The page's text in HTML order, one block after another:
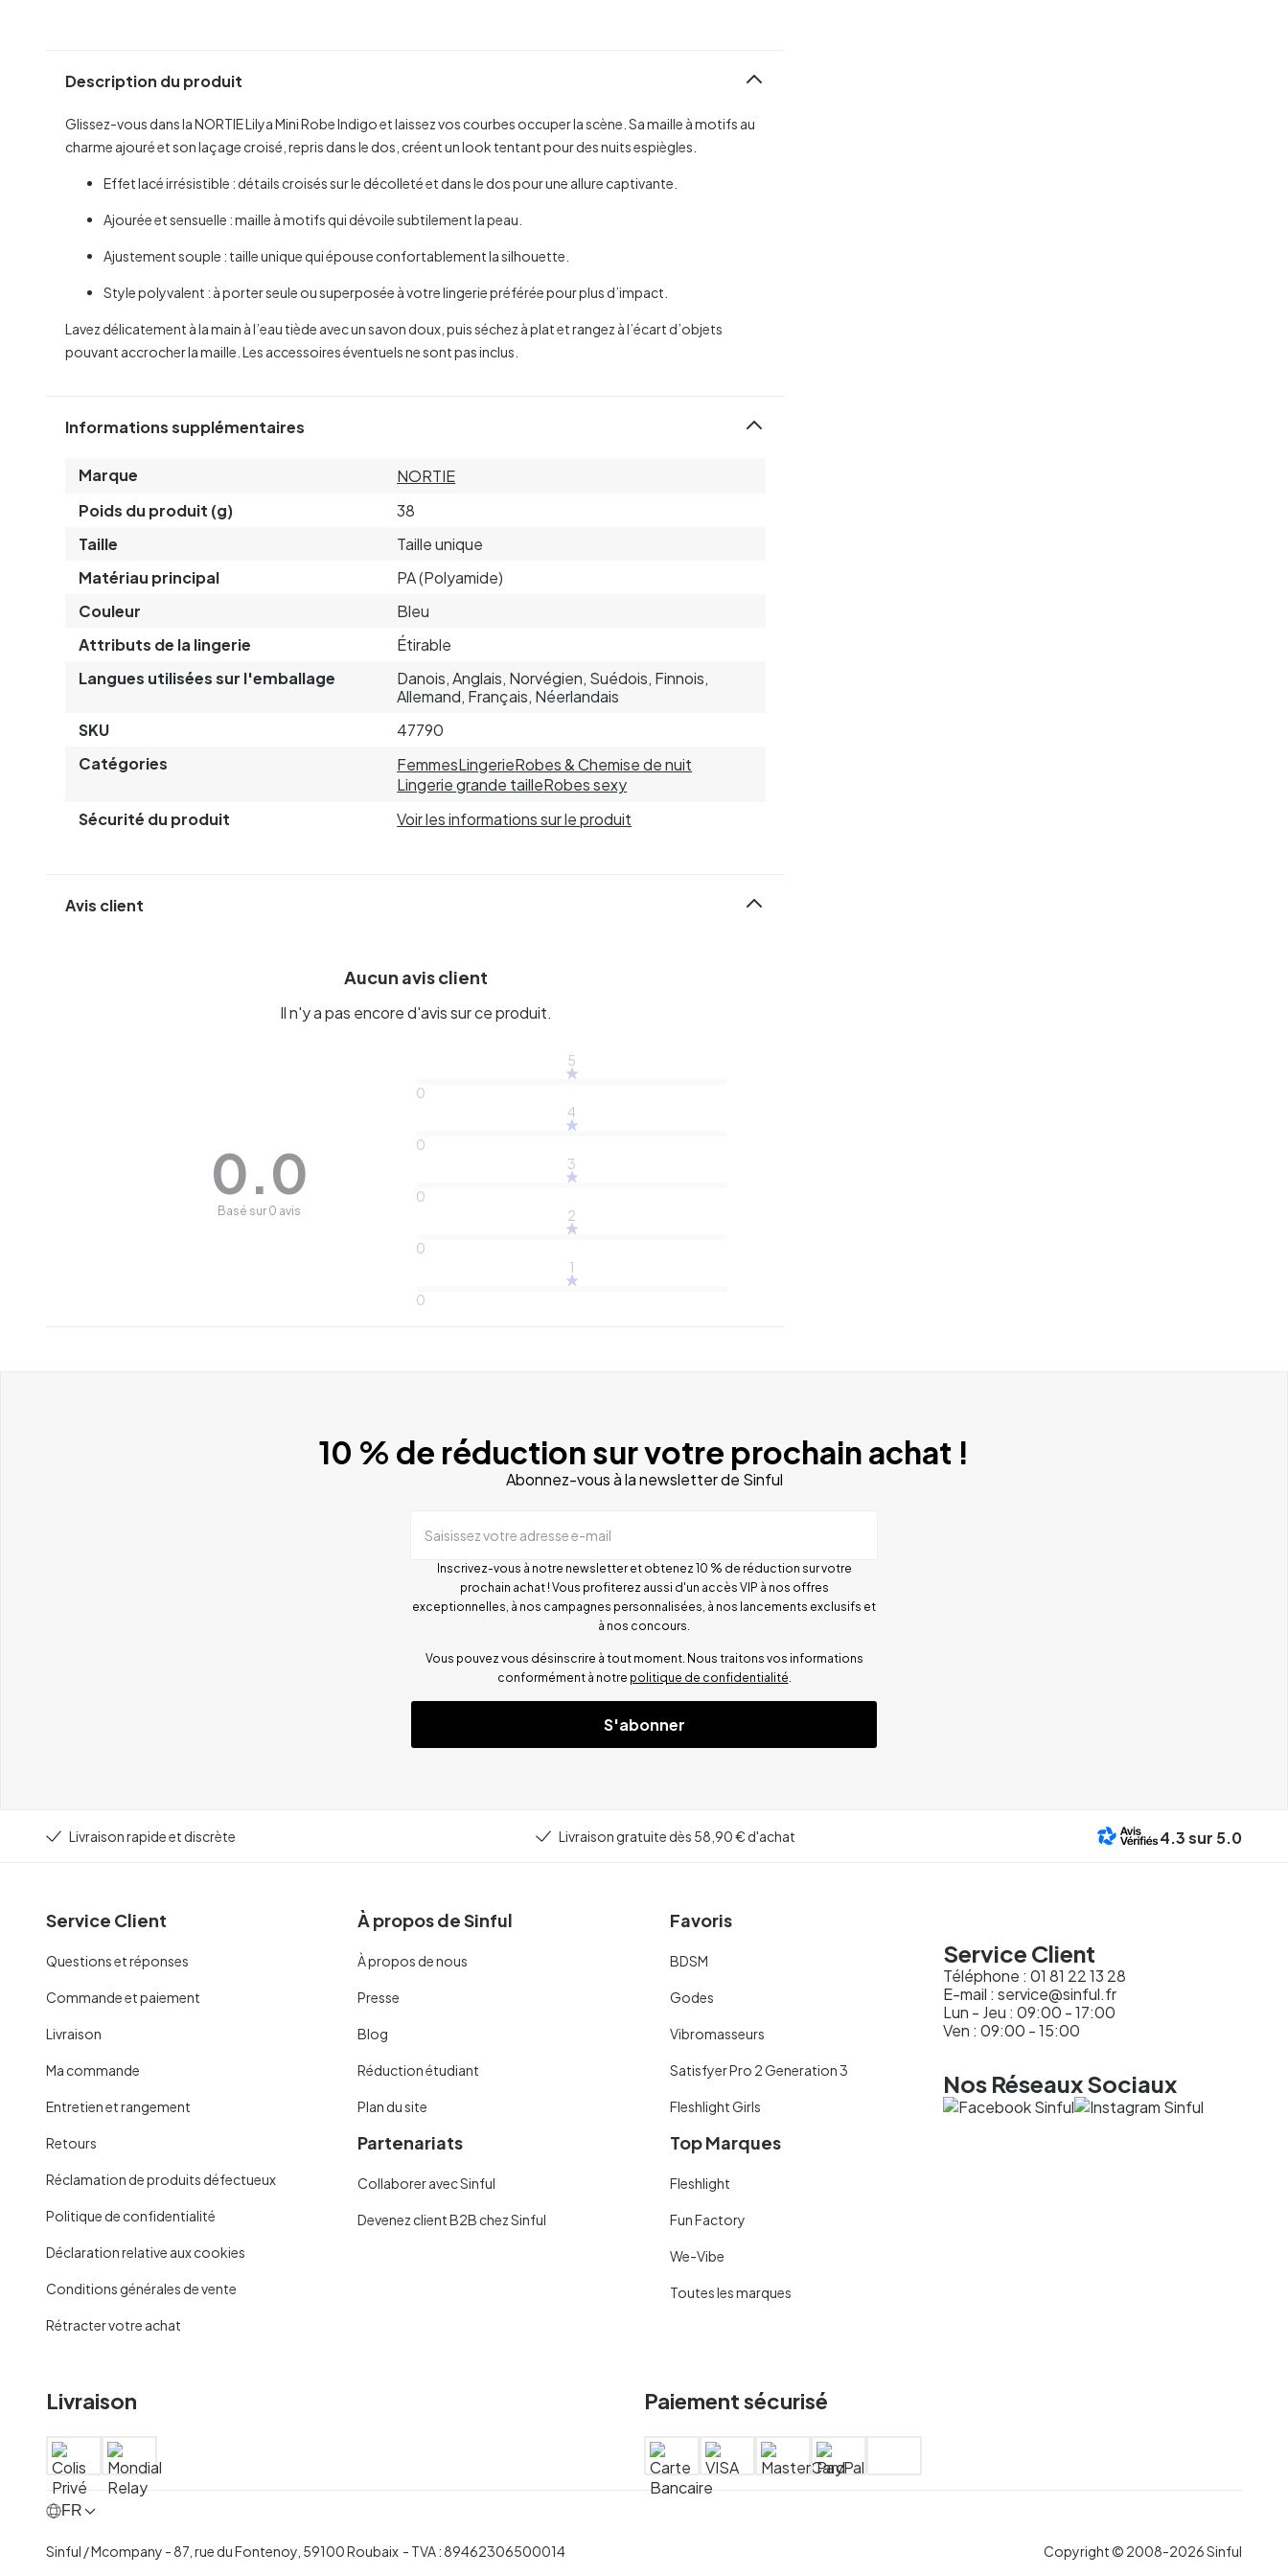
Description du produit
Glissez-vous dans la NORTIE Lilya Mini Robe Indigo et laissez vos courbes occuper la scène. Sa maille à motifs au
charme ajouré et son laçage croisé, repris dans le dos, créent un look tentant pour des nuits espiègles.
Effet lacé irrésistible : détails croisés sur le décolleté et dans le dos pour une allure captivante.
Ajourée et sensuelle : maille à motifs qui dévoile subtilement la peau.
Ajustement souple : taille unique qui épouse confortablement la silhouette.
Style polyvalent : à porter seule ou superposée à votre lingerie préférée pour plus d’impact.
Lavez délicatement à la main à l’eau tiède avec un savon doux, puis séchez à plat et rangez à l’écart d’objets
pouvant accrocher la maille. Les accessoires éventuels ne sont pas inclus.
Informations supplémentaires
Marque
NORTIE
Poids du produit (g)
38
Taille
Taille unique
Matériau principal
PA (Polyamide)
Couleur
Bleu
Attributs de la lingerie
Étirable
Langues utilisées sur l'emballage
Danois, Anglais, Norvégien, Suédois, Finnois,
Allemand, Français, Néerlandais
SKU
47790
Catégories
FemmesLingerieRobes & Chemise de nuit
Lingerie grande tailleRobes sexy
Sécurité du produit
Voir les informations sur le produit
Avis client
Aucun avis client
Il n'y a pas encore d'avis sur ce produit.
0.0
Basé sur 0 avis
5
0
4
0
3
0
2
0
1
0
10 % de réduction sur votre prochain achat !
Abonnez-vous à la newsletter de Sinful
Saisissez votre adresse e-mail
Inscrivez-vous à notre newsletter et obtenez 10 % de réduction sur votre
prochain achat ! Vous profiterez aussi d'un accès VIP à nos offres
exceptionnelles, à nos campagnes personnalisées, à nos lancements exclusifs et
à nos concours.
Vous pouvez vous désinscrire à tout moment. Nous traitons vos informations
conformément à notre politique de confidentialité
S'abonner
Livraison rapide et discrète Livraison gratuite dès 58,90 € d'achat 4.3sur 5.0
Service Client
Questions et réponses
Commande et paiement
Livraison
Ma commande
Entretien et rangement
Retours
Réclamation de produits défectueux
Politique de confidentialité
Déclaration relative aux cookies
Conditions générales de vente
Rétracter votre achat
À propos de Sinful
À propos de nous
Presse
Blog
Réduction étudiant
Plan du site
Partenariats
Collaborer avec Sinful
Devenez client B2B chez Sinful
Favoris
BDSM
Godes
Vibromasseurs
Satisfyer Pro 2 Generation 3
Fleshlight Girls
Top Marques
Fleshlight
Fun Factory
We-Vibe
Toutes les marques
Service Client
Téléphone : 01 81 22 13 28
E-mail : service@sinful.fr
Lun - Jeu : 09:00 - 17:00
Ven : 09:00 - 15:00
Nos Réseaux Sociaux
Livraison Paiement sécurisé
FR
Sinful / Mcompany - 87, rue du Fontenoy, 59100 Roubaix - TVA : 89462306500014 Copyright © 2008-2026 Sinful